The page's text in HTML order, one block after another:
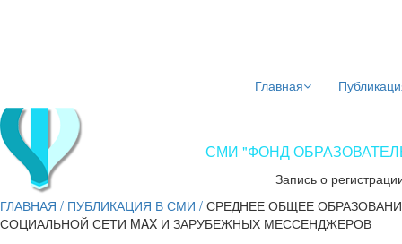
Главная
СМИ "ФОНД
Запись о
ГЛАВНАЯ / ПУБЛИКАЦИЯ В СМИ / СРЕДНЕЕ ОБЩЕЕ
СОЦИАЛЬНОЙ СЕТИ MAX И ЗАРУБЕЖНЫХ МЕССЕНДЖЕРОВ